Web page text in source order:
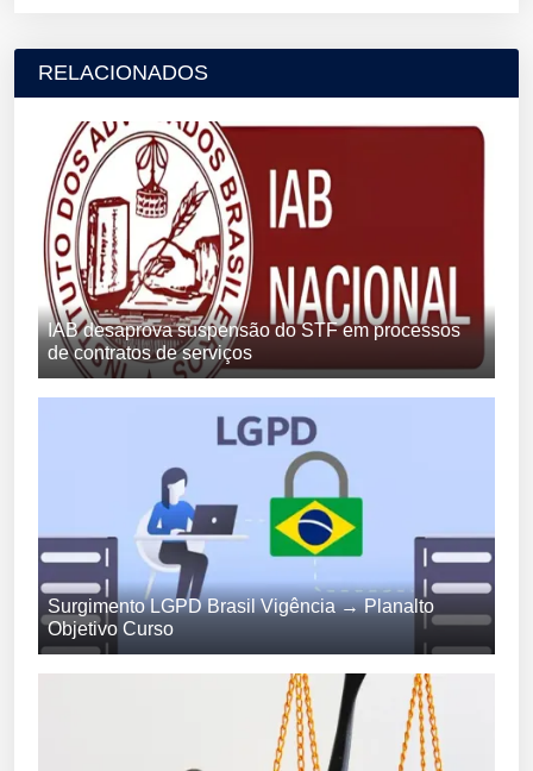
RELACIONADOS
IAB desaprova suspensão do STF em processos
de contratos de serviços
Surgimento LGPD Brasil Vigência → Planalto
Objetivo Curso